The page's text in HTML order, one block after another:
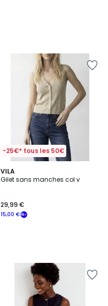
-25€* tous les 50€
VILA
Gilet sans manches col v
15,00 €
29,99 €